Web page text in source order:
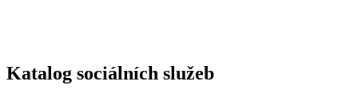
Katalog sociálních služeb